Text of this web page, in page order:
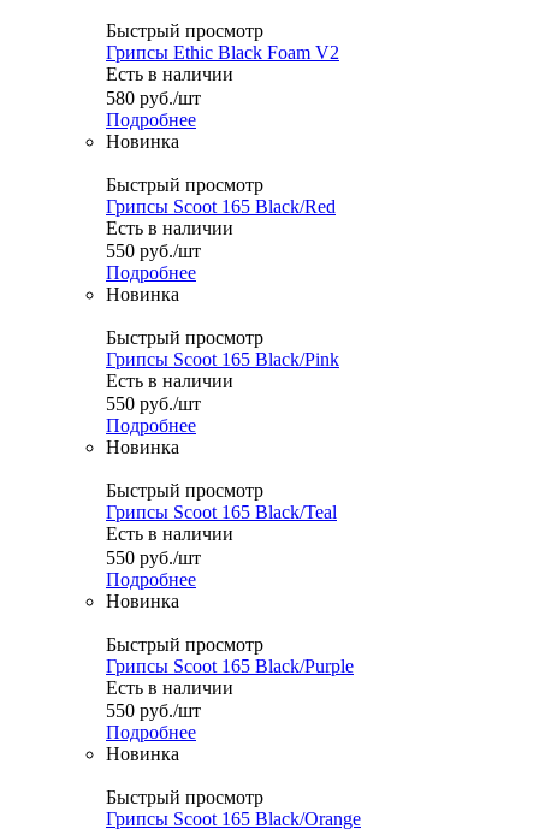
Быстрый просмотр
Грипсы Ethic Black Foam V2
Есть в наличии
580 руб./шт
Подробнее
Новинка
Быстрый просмотр
Грипсы Scoot 165 Black/Red
Есть в наличии
550 руб./шт
Подробнее
Новинка
Быстрый просмотр
Грипсы Scoot 165 Black/Pink
Есть в наличии
550 руб./шт
Подробнее
Новинка
Быстрый просмотр
Грипсы Scoot 165 Black/Teal
Есть в наличии
550 руб./шт
Подробнее
Новинка
Быстрый просмотр
Грипсы Scoot 165 Black/Purple
Есть в наличии
550 руб./шт
Подробнее
Новинка
Быстрый просмотр
Грипсы Scoot 165 Black/Orange